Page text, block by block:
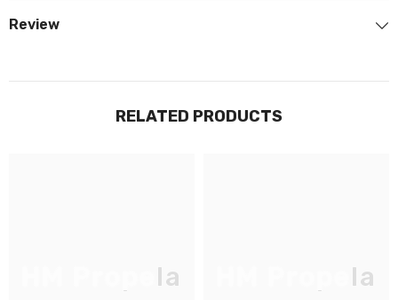
Review
RELATED PRODUCTS
HM Propela HM Propela